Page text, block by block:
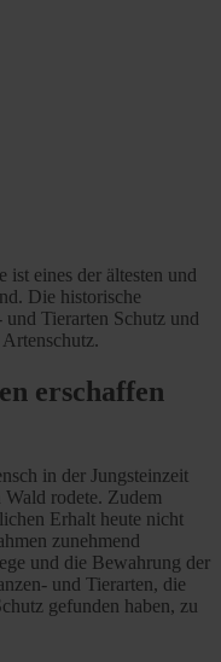
eines der ältesten und
Die historische
und Tierarten Schutz und
erschaffen
in der Jungsteinzeit
rodete. Zudem
Erhalt heute nicht
zunehmend
und die Bewahrung der
und Tierarten, die
gefunden haben, zu